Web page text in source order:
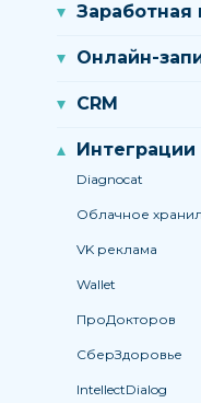
Заработная
Онлайн-
CRM
Интеграции
Diagnocat
Облачное
VK реклама
Wallet
ПроДокторов
СберЗдоровье
IntellectDialog